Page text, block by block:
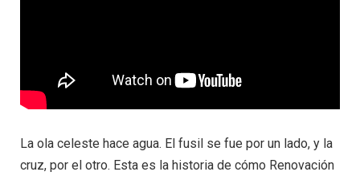
La ola celeste hace agua. El fusil se fue por un lado, y la
cruz, por el otro. Esta es la historia de cómo Renovación